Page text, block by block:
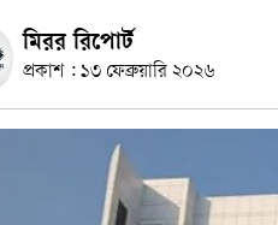
মিরর রিপোর্ট
প্রকাশ : ১৩ ফেব্রুয়ারি ২০২৬